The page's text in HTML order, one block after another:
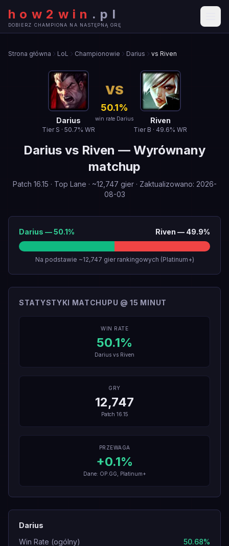
how2win . pl
DOBIERZ CHAMPIONA NA NASTĘPNĄ GRĘ
Strona główna LoL Championowie Darius vs Riven
Darius
Tier S · 50.7% WR
VS
50.1%
win rate Darius Riven
Tier B · 49.6% WR
Darius vs Riven — Wyrównany
matchup
Patch 16.15 · Top Lane · ~12,747 gier· Zaktualizowano: 2026-
08-03
Darius —50.1% Riven — 49.9%
Na podstawie ~12,747 gier rankingowych (Platinum+)
STATYSTYKI MATCHUPU @ 15 MINUT
WIN RATE
50.1%
Darius vs Riven
GRY
12,747
Patch 16.15
PRZEWAGA
+0.1%
Dane: OP.GG, Platinum+
Darius
Win Rate (ogólny)
50.68%